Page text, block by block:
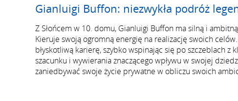
Gianluigi Buffon: niezwykła podróż
Z Słońcem w 10. domu, Gianluigi Buffon ma silną i
Kieruje swoją ogromną energię na realizację swoich
błyskotliwą karierę, szybko wspinając się po szczeblach
szacunku i wywierania znaczącego wpływu w swojej
zaniedbywać swoje życie prywatne w obliczu swoich